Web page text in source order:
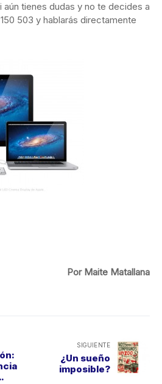
tienes dudas y no te decides a
503 y hablarás directamente
Por Maite Matallana
SIGUIENTE
¿Un sueño
imposible?